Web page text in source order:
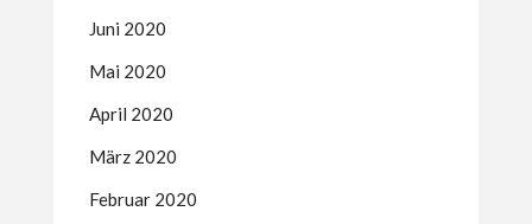
Juni 2020
Mai 2020
April 2020
März 2020
Februar 2020